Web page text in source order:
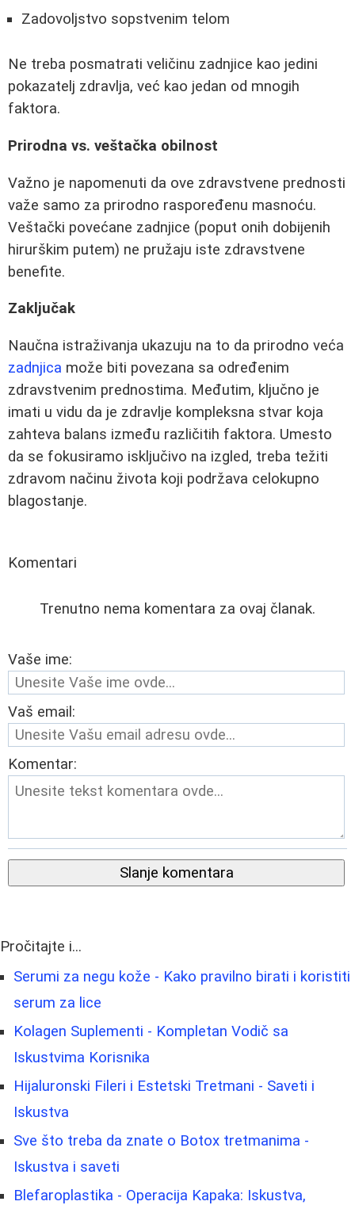
Zadovoljstvo sopstvenim telom
Ne treba posmatrati veličinu zadnjice kao jedini
pokazatelj zdravlja, već kao jedan od mnogih
faktora.
Prirodna vs. veštačka obilnost
Važno je napomenuti da ove zdravstvene prednosti
važe samo za prirodno raspoređenu masnoću.
Veštački povećane zadnjice (poput onih dobijenih
hirurškim putem) ne pružaju iste zdravstvene
benefite.
Zaključak
Naučna istraživanja ukazuju na to da prirodno veća
zadnjica može biti povezana sa određenim
zdravstvenim prednostima. Međutim, ključno je
imati u vidu da je zdravlje kompleksna stvar koja
zahteva balans između različitih faktora. Umesto
da se fokusiramo isključivo na izgled, treba težiti
zdravom načinu života koji podržava celokupno
blagostanje.
Komentari
Trenutno nema komentara za ovaj članak.
Vaše ime:
Vaš email:
Komentar:
Slanje komentara
Pročitajte i...
Serumi za negu kože - Kako pravilno birati i koristiti
serum za lice
Kolagen Suplementi - Kompletan Vodič sa
Iskustvima Korisnika
Hijaluronski Fileri i Estetski Tretmani - Saveti i
Iskustva
Sve što treba da znate o Botox tretmanima -
Iskustva i saveti
Blefaroplastika - Operacija Kapaka: Iskustva,